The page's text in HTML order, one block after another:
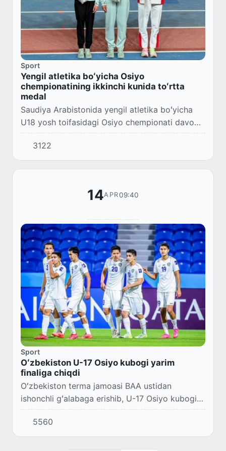
Sport
Yengil atletika boʻyicha Osiyo
chempionatining ikkinchi kunida toʻrtta
medal
Saudiya Arabistonida yengil atletika boʻyicha
U18 yosh toifasidagi Osiyo chempionati davom
etmoqda.
3122
14APR09:40
Sport
Oʻzbekiston U-17 Osiyo kubogi yarim
finaliga chiqdi
Oʻzbekiston terma jamoasi BAA ustidan
ishonchli gʻalabaga erishib, U-17 Osiyo kubogi
yarim finaliga yoʻl oldi.
5560